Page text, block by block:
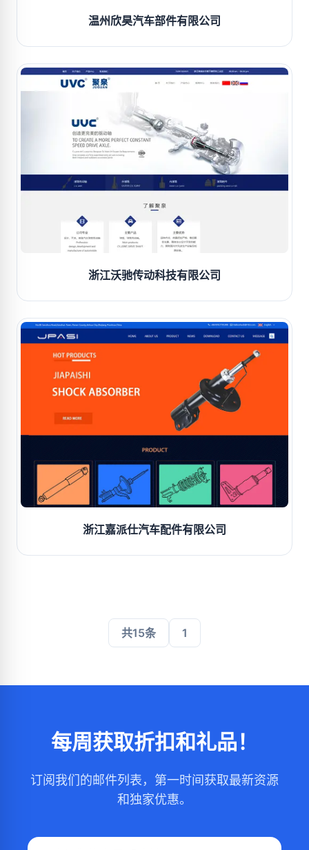
温州欣昊汽车部件有限公司
浙江沃驰传动科技有限公司
浙江嘉派仕汽车配件有限公司
共15条 1
每周获取折扣和礼品！
订阅我们的邮件列表，第一时间获取最新资源
和独家优惠。